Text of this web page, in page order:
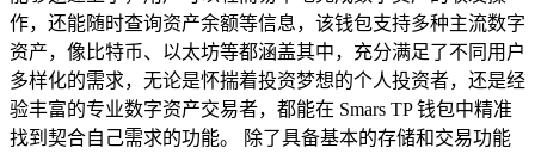
作，还能随时查询资产余额等信息，该钱包支持多种主流数字
资产，像比特币、以太坊等都涵盖其中，充分满足了不同用户
多样化的需求，无论是怀揣着投资梦想的个人投资者，还是经
验丰富的专业数字资产交易者，都能在 Smars TP 钱包中精准
找到契合自己需求的功能。 除了具备基本的存储和交易功能